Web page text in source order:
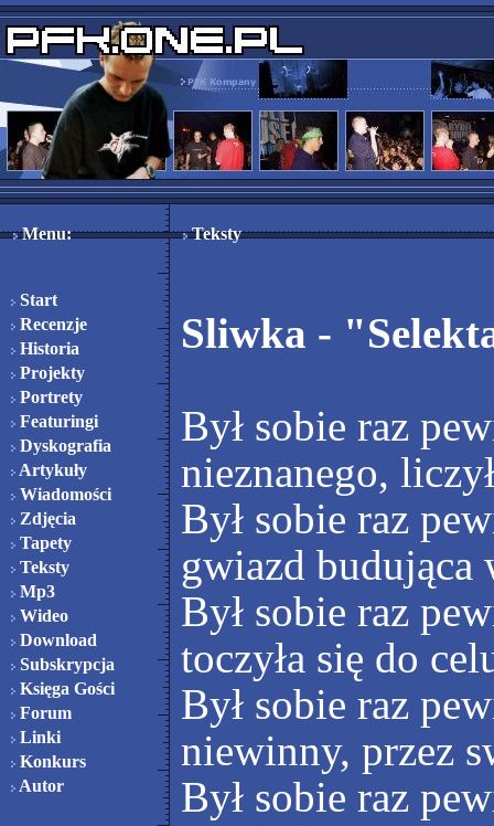
Menu: Teksty
Start
Recenzje
Historia
Projekty
Portrety
Featuringi
Dyskografia
Artykuły
Wiadomości
Zdjęcia
Tapety
Teksty
Mp3
Wideo
Download
Subskrypcja
Księga Gości
Forum
Linki
Konkurs
Autor
Sliwka -
Był sobie raz
nieznanego,
Był sobie raz
gwiazd budująca
Był sobie raz
toczyła się do
Był sobie raz
niewinny, przez
Był sobie raz